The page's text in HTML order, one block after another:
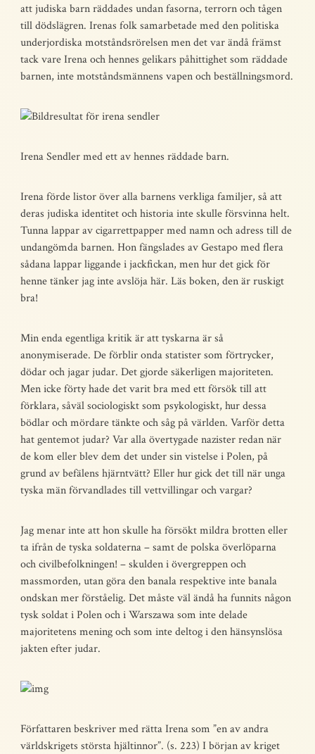
att judiska barn räddades undan fasorna, terrorn och tågen
till dödslägren. Irenas folk samarbetade med den politiska
underjordiska motståndsrörelsen men det var ändå främst
tack vare Irena och hennes gelikars påhittighet som räddade
barnen, inte motståndsmännens vapen och beställningsmord.
Irena Sendler med ett av hennes räddade barn.
Irena förde listor över alla barnens verkliga familjer, så att
deras judiska identitet och historia inte skulle försvinna helt.
Tunna lappar av cigarrettpapper med namn och adress till de
undangömda barnen. Hon fängslades av Gestapo med flera
sådana lappar liggande i jackfickan, men hur det gick för
henne tänker jag inte avslöja här. Läs boken, den är ruskigt
bra!
Min enda egentliga kritik är att tyskarna är så
anonymiserade. De förblir onda statister som förtrycker,
dödar och jagar judar. Det gjorde säkerligen majoriteten.
Men icke förty hade det varit bra med ett försök till att
förklara, såväl sociologiskt som psykologiskt, hur dessa
bödlar och mördare tänkte och såg på världen. Varför detta
hat gentemot judar? Var alla övertygade nazister redan när
de kom eller blev dem det under sin vistelse i Polen, på
grund av befälens hjärntvätt? Eller hur gick det till när unga
tyska män förvandlades till vettvillingar och vargar?
Jag menar inte att hon skulle ha försökt mildra brotten eller
ta ifrån de tyska soldaterna – samt de polska överlöparna
och civilbefolkningen! – skulden i övergreppen och
massmorden, utan göra den banala respektive inte banala
ondskan mer förståelig. Det måste väl ändå ha funnits någon
tysk soldat i Polen och i Warszawa som inte delade
majoritetens mening och som inte deltog i den hänsynslösa
jakten efter judar.
Författaren beskriver med rätta Irena som ”en av andra
världskrigets största hjältinnor”. (s. 223) I början av kriget